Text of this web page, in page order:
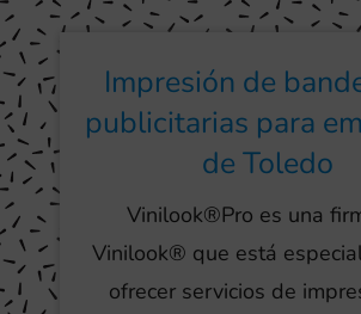
Impresión de
publicitarias para
de Toledo
Vinilook®Pro es una
Vinilook® que está
ofrecer servicios de